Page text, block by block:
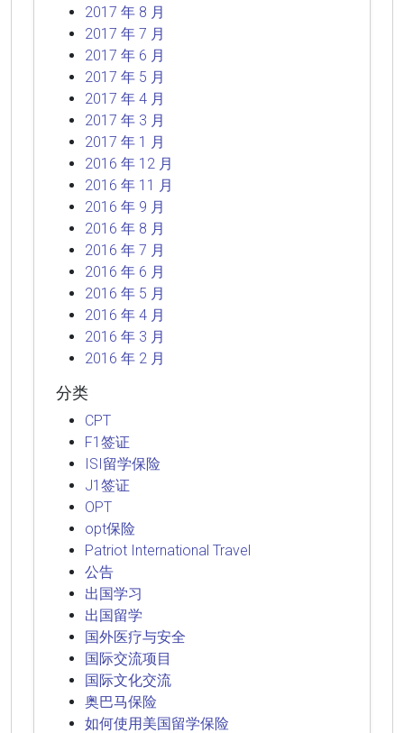
2017 年 8 月
2017 年 7 月
2017 年 6 月
2017 年 5 月
2017 年 4 月
2017 年 3 月
2017 年 1 月
2016 年 12 月
2016 年 11 月
2016 年 9 月
2016 年 8 月
2016 年 7 月
2016 年 6 月
2016 年 5 月
2016 年 4 月
2016 年 3 月
2016 年 2 月
分类
CPT
F1签证
ISI留学保险
J1签证
OPT
opt保险
Patriot International Travel
公告
出国学习
出国留学
国外医疗与安全
国际交流项目
国际文化交流
奥巴马保险
如何使用美国留学保险